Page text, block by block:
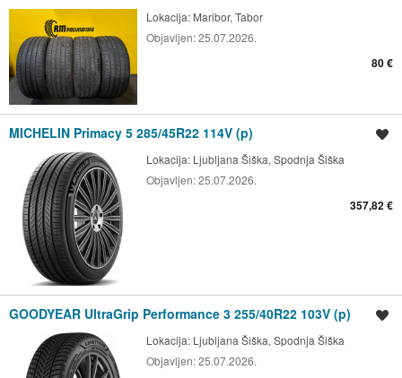
Lokacija: Maribor, Tabor
Objavljen:25.07.2026.
80 €
MICHELIN Primacy 5 285/45R22 114V (p)
Lokacija: Ljubljana Šiška, Spodnja Šiška
Objavljen:25.07.2026.
357,82 €
GOODYEAR UltraGrip Performance 3 255/40R22 103V (p)
Lokacija: Ljubljana Šiška, Spodnja Šiška
Objavljen:25.07.2026.